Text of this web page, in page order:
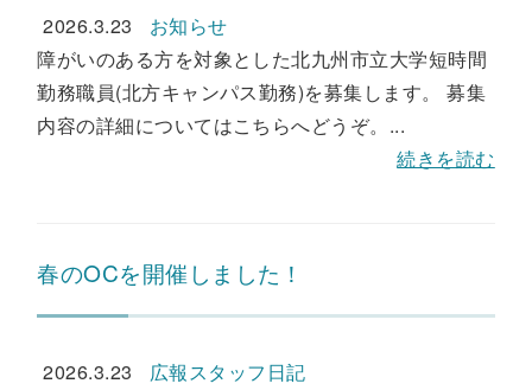
2026.3.23
お知らせ
障がいのある方を対象とした北九州市立大学短時間
勤務職員(北方キャンパス勤務)を募集します。 募集
内容の詳細についてはこちらへどうぞ。...
続きを読む
春のOCを開催しました！
2026.3.23
広報スタッフ日記